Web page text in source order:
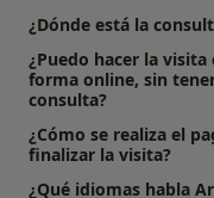
¿Dónde está la
¿Puedo hacer la
forma online, sin
consulta?
¿Cómo se realiza el
finalizar la visita?
¿Qué idiomas habla